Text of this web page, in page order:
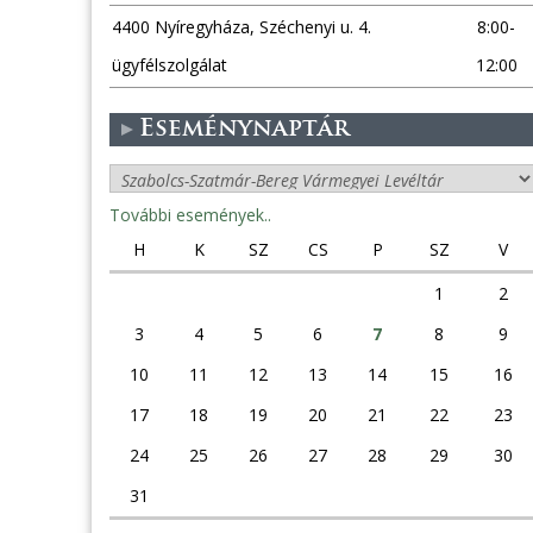
4400 Nyíregyháza, Széchenyi u. 4.
ügyfélszolgálat
8:00-
12:00
Eseménynaptár
További események..
H
K SZ CS P SZ
V
1
2
3
4 5 6 7 8
9
10
11 12 13 14 15
16
17
18 19 20 21 22
23
24
25 26 27 28 29
30
31